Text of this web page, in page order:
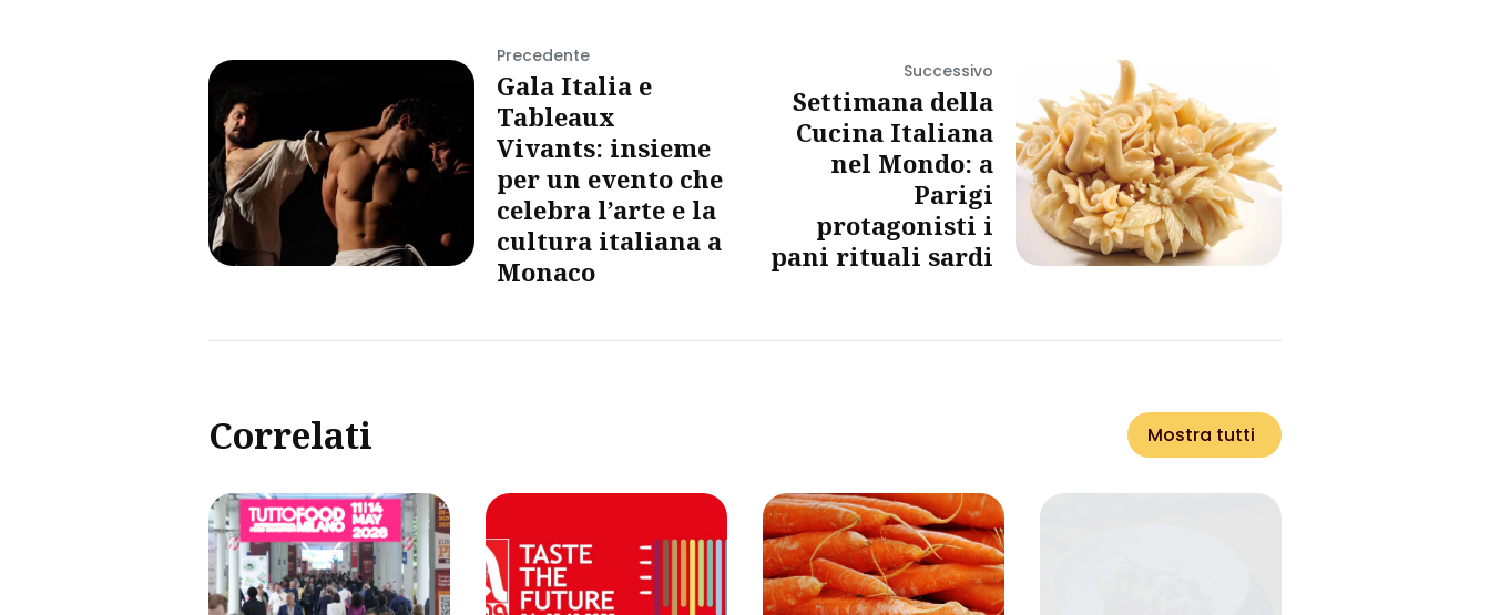
Precedente
Gala Italia e
Tableaux
Vivants: insieme
per un evento che
celebra l’arte e la
cultura italiana a
Monaco
Successivo
Settimana della
Cucina Italiana
nel Mondo: a
Parigi
protagonisti i
pani rituali sardi
Correlati Mostra tutti